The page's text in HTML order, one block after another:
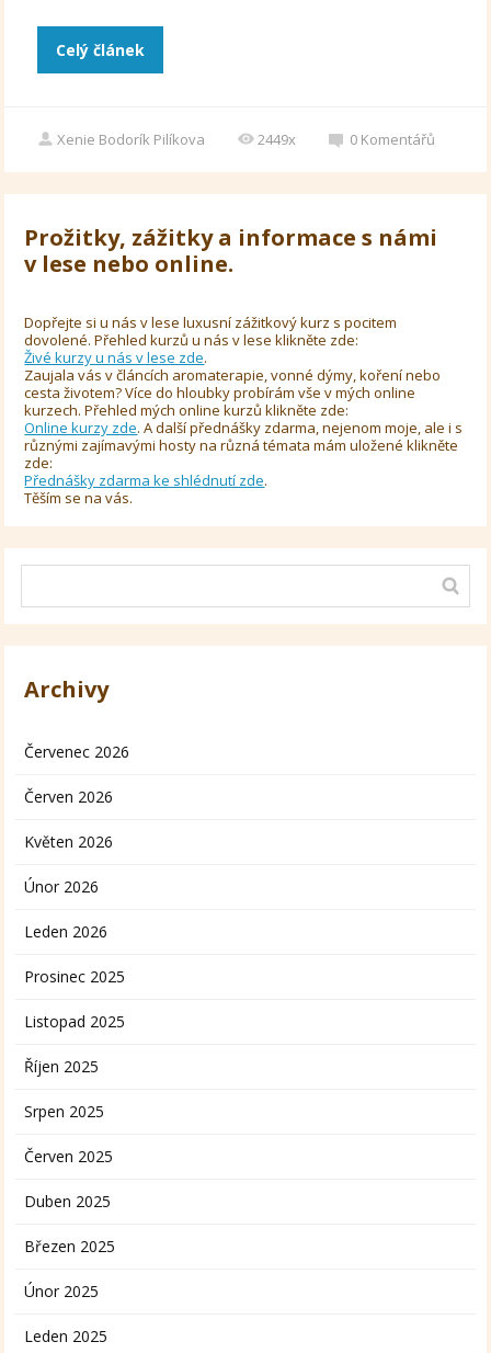
Celý článek
Xenie Bodorík Pilíkova 2449x 0 Komentářů
Prožitky, zážitky a informace s námi
v lese nebo online.
Dopřejte si u nás v lese luxusní zážitkový kurz s pocitem
dovolené. Přehled kurzů u nás v lese klikněte zde:
Živé kurzy u nás v lese zde.
Zaujala vás v článcích aromaterapie, vonné dýmy, koření nebo
cesta životem? Více do hloubky probírám vše v mých online
kurzech. Přehled mých online kurzů klikněte zde:
Online kurzy zde. A další přednášky zdarma, nejenom moje, ale i s
různými zajímavými hosty na různá témata mám uložené klikněte
zde:
Přednášky zdarma ke shlédnutí zde.
Těším se na vás.
Archivy
Červenec 2026
Červen 2026
Květen 2026
Únor 2026
Leden 2026
Prosinec 2025
Listopad 2025
Říjen 2025
Srpen 2025
Červen 2025
Duben 2025
Březen 2025
Únor 2025
Leden 2025